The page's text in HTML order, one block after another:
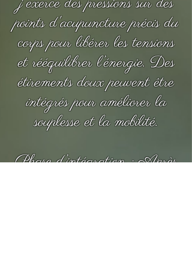
points d'acupuncture précis du
corps pour libérer les tensions
et rééquilibrer l’énergie. Des
étirements doux peuvent être
intégrés pour améliorer la
souplesse et la mobilité.
Phase d’intégration : Après